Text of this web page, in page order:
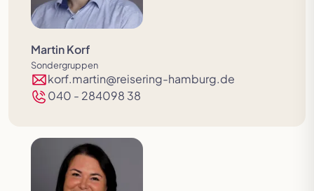
Martin Korf
Sondergruppen
korf.martin@reisering-hamburg.de
040 - 284098 38